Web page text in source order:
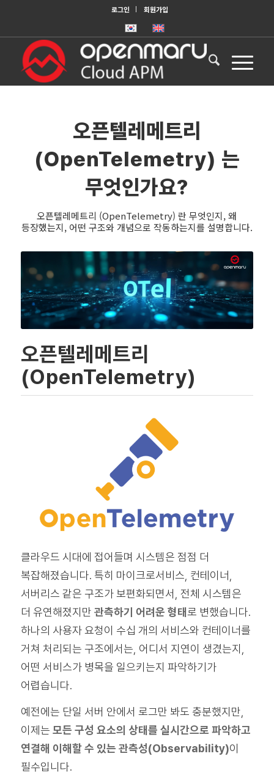
로그인 회원가입
오픈텔레메트리
(OpenTelemetry) 는
무엇인가요?
오픈텔레메트리 (OpenTelemetry) 란 무엇인지, 왜
등장했는지, 어떤 구조와 개념으로 작동하는지를 설명합니다.
오픈텔레메트리
(OpenTelemetry)
클라우드 시대에 접어들며 시스템은 점점 더
복잡해졌습니다. 특히 마이크로서비스, 컨테이너,
서버리스 같은 구조가 보편화되면서, 전체 시스템은
더 유연해졌지만 관측하기 어려운 형태로 변했습니다.
하나의 사용자 요청이 수십 개의 서비스와 컨테이너를
거쳐 처리되는 구조에서는, 어디서 지연이 생겼는지,
어떤 서비스가 병목을 일으키는지 파악하기가
어렵습니다.
예전에는 단일 서버 안에서 로그만 봐도 충분했지만,
이제는 모든 구성 요소의 상태를 실시간으로 파악하고
연결해 이해할 수 있는 관측성(Observability)이
필수입니다.